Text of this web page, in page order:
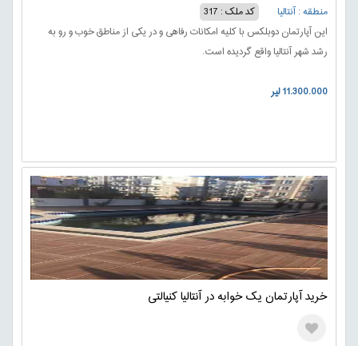
منطقه : آنتالیا
کد ملک : 317
این آپارتمان دوبلکس با کلیه امکانات رفاهی و در یکی از مناطق خوب و رو به
رشد شهر آنتالیا واقع گردیده است.
11.300.000 لیر
خرید آپارتمان یک خوابه در آنتالیا کنیالتی